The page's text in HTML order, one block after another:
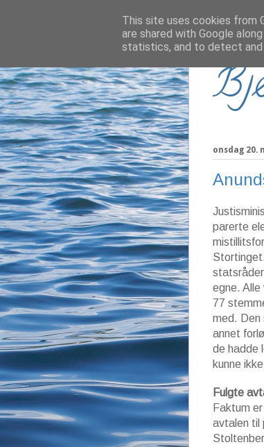
onsdag 20.
parerte
egne.
77
med. Den
annet
de hadde
kunne
Fulgte
Faktum
avtalen til
This site uses cookies from
are shared with Google
statistics, and to detect and